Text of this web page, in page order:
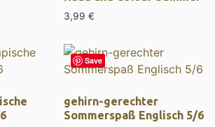
3,99 €
Save
gehirn-gerechter
Sommerspaß Englisch 5/6